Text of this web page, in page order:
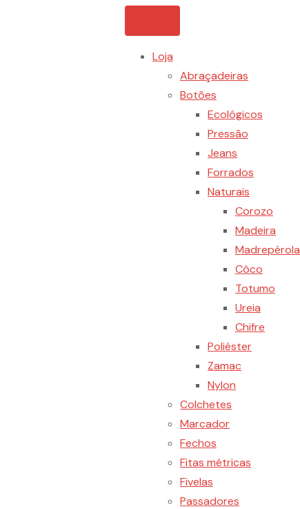
Loja
Abraçadeiras
Botões
Ecológicos
Pressão
Jeans
Forrados
Naturais
Corozo
Madeira
Madrepérola
Côco
Totumo
Ureia
Chifre
Poliéster
Zamac
Nylon
Colchetes
Marcador
Fechos
Fitas métricas
Fivelas
Passadores